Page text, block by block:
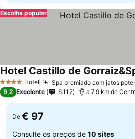
Escolha popular
4 EstrelasHotel Spa premiado com jatos
Hotel Castillo de
9,2 Excelente 6.112 a 7.9 km de
De € 97
Consulte os preços de 10 sites